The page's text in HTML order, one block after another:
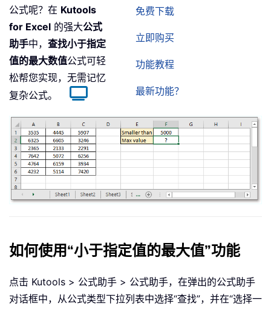
免费下载
立即购买
功能教程
最新功能？
公式呢？在 Kutools
for Excel 的强大公式
助手中， 查找小于指定
值的最大数值公式可轻
松帮您实现，无需记忆
复杂公式。
如何使用“小于指定值的最大值”功能
点击 Kutools > 公式助手 > 公式助手，在弹出的公式助手
对话框中，从公式类型下拉列表中选择“查找”，并在“选择一